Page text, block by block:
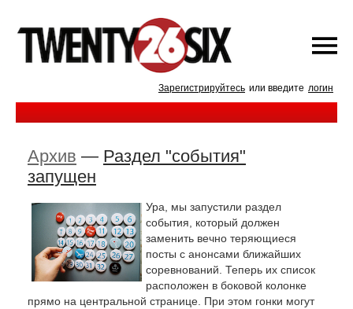
Зарегистрируйтесь или введите логин
Архив — Раздел "события"
запущен
Ура, мы запустили раздел
события, который должен
заменить вечно теряющиеся
посты с анонсами ближайших
соревнований. Теперь их список
расположен в боковой колонке
прямо на центральной странице. При этом гонки могут